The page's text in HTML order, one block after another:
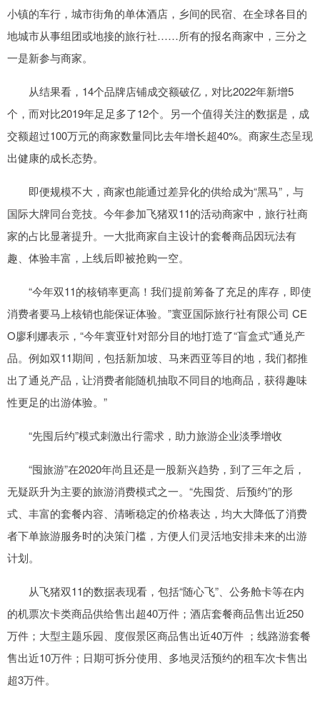
小镇的车行，城市街角的单体酒店，乡间的民宿、在全球各目的
地城市从事组团或地接的旅行社……所有的报名商家中，三分之
一是新参与商家。
从结果看，14个品牌店铺成交额破亿，对比2022年新增5
个，而对比2019年足足多了12个。另一个值得关注的数据是，成
交额超过100万元的商家数量同比去年增长超40%。商家生态呈现
出健康的成长态势。
即便规模不大，商家也能通过差异化的供给成为“黑马”，与
国际大牌同台竞技。今年参加飞猪双11的活动商家中，旅行社商
家的占比显著提升。一大批商家自主设计的套餐商品因玩法有
趣、体验丰富，上线后即被抢购一空。
“今年双11的核销率更高！我们提前筹备了充足的库存，即使
消费者要马上核销也能保证体验。”寰亚国际旅行社有限公司 CE
O廖利娜表示，“今年寰亚针对部分目的地打造了“盲盒式”通兑产
品。例如双11期间，包括新加坡、马来西亚等目的地，我们都推
出了通兑产品，让消费者能随机抽取不同目的地商品，获得趣味
性更足的出游体验。”
“先囤后约”模式刺激出行需求，助力旅游企业淡季增收
“囤旅游”在2020年尚且还是一股新兴趋势，到了三年之后，
无疑跃升为主要的旅游消费模式之一。“先囤货、后预约”的形
式、丰富的套餐内容、清晰稳定的价格表达，均大大降低了消费
者下单旅游服务时的决策门槛，方便人们灵活地安排未来的出游
计划。
从飞猪双11的数据表现看，包括“随心飞”、公务舱卡等在内
的机票次卡类商品供给售出超40万件；酒店套餐商品售出近250
万件；大型主题乐园、度假景区商品售出近40万件 ；线路游套餐
售出近10万件；日期可拆分使用、多地灵活预约的租车次卡售出
超3万件。